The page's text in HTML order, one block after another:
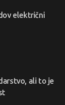
električni
ali to je